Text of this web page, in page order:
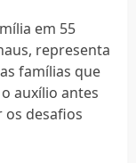
em 55
representa
famílias que
auxílio antes
desafios